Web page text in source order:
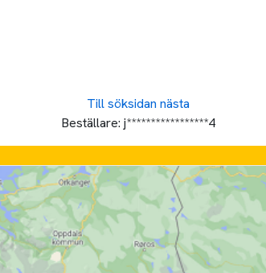
Till söksidan nästa
Beställare: j*****************4